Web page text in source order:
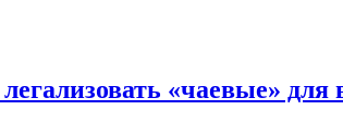
«чаевые» для